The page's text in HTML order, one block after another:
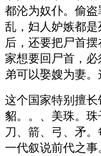
都沦为奴仆。偷
乱，妇人妒嫉都
后，还要把尸首
家想要回尸首，
弟可以娶嫂为妻。
这个国家特别擅长
貂。。、美珠。
刀、箭、弓、矛
一代叙说前代之